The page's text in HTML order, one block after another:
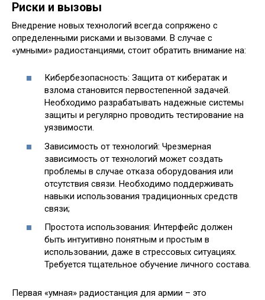
Риски и вызовы
Внедрение новых технологий всегда сопряжено с
определенными рисками и вызовами. В случае с
«умными» радиостанциями, стоит обратить внимание на:
Кибербезопасность: Защита от кибератак и
взлома становится первостепенной задачей.
Необходимо разрабатывать надежные системы
защиты и регулярно проводить тестирование на
уязвимости.
Зависимость от технологий: Чрезмерная
зависимость от технологий может создать
проблемы в случае отказа оборудования или
отсутствия связи. Необходимо поддерживать
навыки использования традиционных средств
связи;
Простота использования: Интерфейс должен
быть интуитивно понятным и простым в
использовании, даже в стрессовых ситуациях.
Требуется тщательное обучение личного состава.
Первая «умная» радиостанция для армии – это